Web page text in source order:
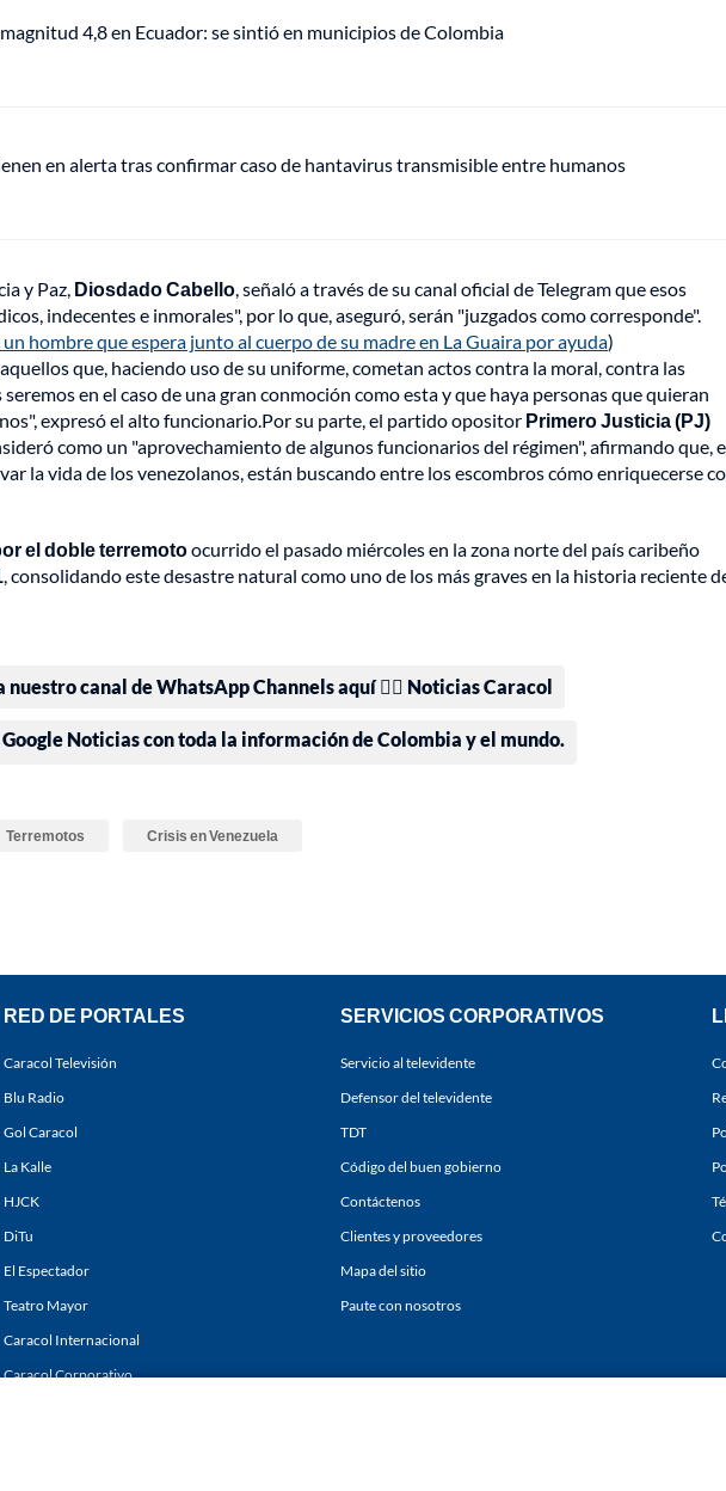
4,8 en Ecuador: se sintió en municipios de Colombia
en alerta tras confirmar caso de hantavirus transmisible entre humanos
y Paz, Diosdado Cabello, señaló a través de su canal oficial de Telegram que esos
indecentes e inmorales", por lo que, aseguró, serán "juzgados como corresponde".
hombre que espera junto al cuerpo de su madre en La Guaira por ayuda)
que, haciendo uso de su uniforme, cometan actos contra la moral, contra las
en el caso de una gran conmoción como esta y que haya personas que quieran
expresó el alto funcionario.Por su parte, el partido opositor Primero Justicia (PJ)
como un "aprovechamiento de algunos funcionarios del régimen", afirmando que,
la vida de los venezolanos, están buscando entre los escombros cómo enriquecerse
el doble terremotoocurrido el pasado miércoles en la zona norte del país caribeño
, consolidando este desastre natural como uno de los más graves en la historia reciente
nuestro canal de WhatsApp Channels aquí 👉🏻 Noticias Caracol
Noticias con toda la información de Colombia y el mundo.
Terremotos Crisis en Venezuela
RED DE PORTALES
Caracol Televisión
Blu Radio
Gol Caracol
La Kalle
HJCK
DiTu
El Espectador
Teatro Mayor
Caracol Internacional
Caracol Corporativo
SERVICIOS CORPORATIVOS
Servicio al televidente
Defensor del televidente
TDT
Código del buen gobierno
Contáctenos
Clientes y proveedores
Mapa del sitio
Paute con nosotros